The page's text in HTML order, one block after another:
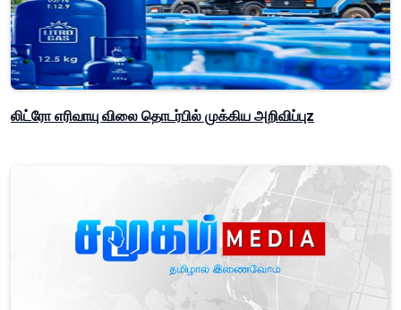
லிட்ரோ எரிவாயு விலை தொடர்பில் முக்கிய அறிவிப்புz